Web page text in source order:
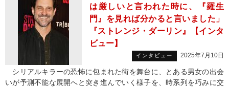
は厳しいと言われた時に、『羅生
門』を見れば分かると言いました」
『ストレンジ・ダーリン』【インタ
ビュー】
インタビュー 2025年7月10日
シリアルキラーの恐怖に包まれた街を舞台に、とある男女の出会
いが予測不能な展開へと突き進んでいく様子を、時系列を巧みに交